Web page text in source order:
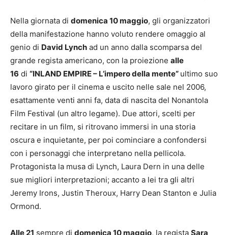
Nella giornata di domenica 10 maggio, gli organizzatori
della manifestazione hanno voluto rendere omaggio al
genio di David Lynch ad un anno dalla scomparsa del
grande regista americano, con la proiezione alle
16 di “INLAND EMPIRE – L’impero della mente” ultimo suo
lavoro girato per il cinema e uscito nelle sale nel 2006,
esattamente venti anni fa, data di nascita del Nonantola
Film Festival (un altro legame). Due attori, scelti per
recitare in un film, si ritrovano immersi in una storia
oscura e inquietante, per poi cominciare a confondersi
con i personaggi che interpretano nella pellicola.
Protagonista la musa di Lynch, Laura Dern in una delle
sue migliori interpretazioni; accanto a lei tra gli altri
Jeremy Irons, Justin Theroux, Harry Dean Stanton e Julia
Ormond.
Alle 21 sempre di domenica 10 maggio, la regista Sara